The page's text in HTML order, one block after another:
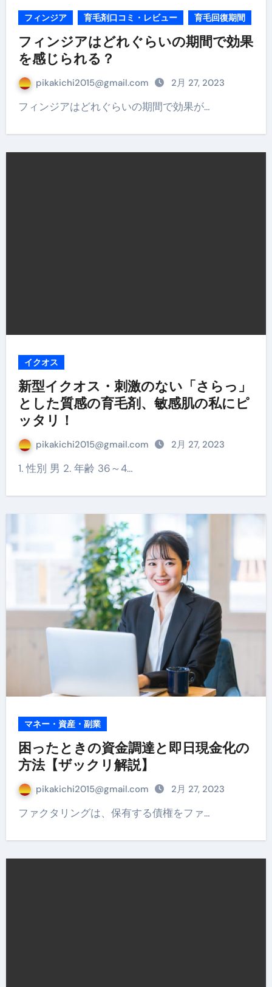
フィンジア 育毛剤口コミ・レビュー 育毛回復期間
フィンジアはどれぐらいの期間で効果
を感じられる？
pikakichi2015@gmail.com 2月 27, 2023
フィンジアはどれぐらいの期間で効果が…
イクオス
新型イクオス・刺激のない「さらっ」
とした質感の育毛剤、敏感肌の私にピ
ッタリ！
pikakichi2015@gmail.com 2月 27, 2023
1. 性別 男 2. 年齢 36～4…
マネー・資産・副業
困ったときの資金調達と即日現金化の
方法【ザックリ解説】
pikakichi2015@gmail.com 2月 27, 2023
ファクタリングは、保有する債権をファ…